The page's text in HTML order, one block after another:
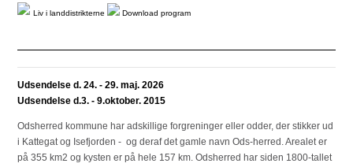
Liv i landdistrikterne Download program
Udsendelse d. 24. - 29. maj. 2026
Udsendelse d.3. - 9.oktober. 2015
Odsherred kommune har adskillige forgreninger eller odder, der stikker ud
i Kattegat og Isefjorden - og deraf det gamle navn Ods-herred. Arealet er
på 355 km2 og kysten er på hele 157 km. Odsherred har siden 1800-tallet